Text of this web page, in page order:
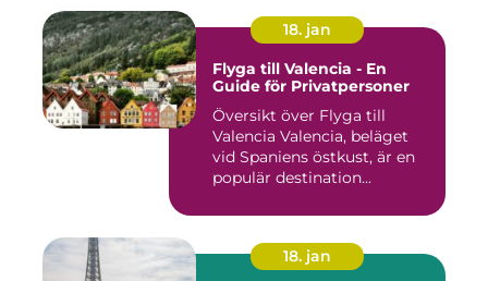
18. jan
Flyga till Valencia - En
Guide för Privatpersoner
Översikt över Flyga till
Valencia Valencia, beläget
vid Spaniens östkust, är en
populär destination...
18. jan